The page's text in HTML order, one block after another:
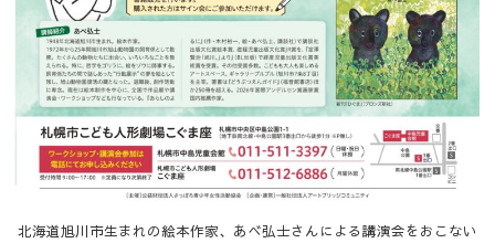
北海道旭川市生まれの絵本作家、あべ弘士さんによる講演会をおこない